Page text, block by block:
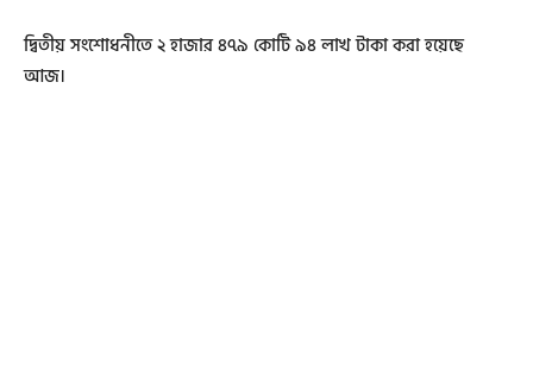
দ্বিতীয় সংশোধনীতে ২ হাজার ৪৭৯ কোটি ৯৪ লাখ টাকা করা হয়েছে
আজ।